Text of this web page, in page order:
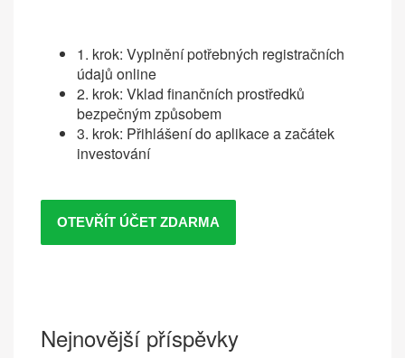
1. krok: Vyplnění potřebných registračních
údajů online
2. krok: Vklad finančních prostředků
bezpečným způsobem
3. krok: Přihlášení do aplikace a začátek
investování
OTEVŘÍT ÚČET ZDARMA
Nejnovější příspěvky